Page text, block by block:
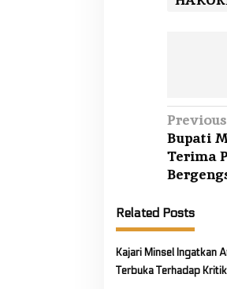
P
o
s
t
n
a
v
i
Bupati
Terima
Related Posts
Kajari Minsel Ingatkan
Terbuka Terhadap Kritik